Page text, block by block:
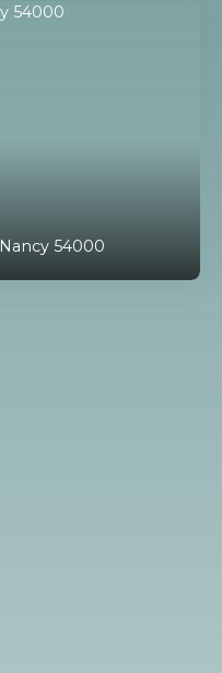
Nancy 54000